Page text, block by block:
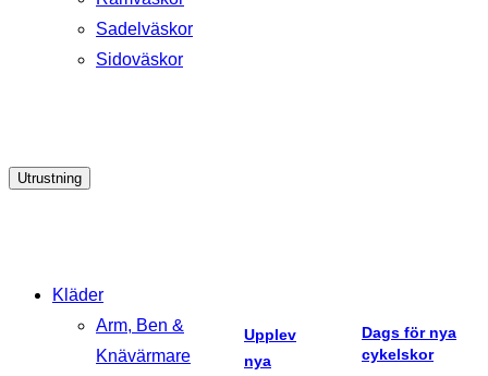
Sadelväskor
Sidoväskor
Utrustning
Kläder
Arm, Ben &
Knävärmare
Upplev
nya
Dags för nya
cykelskor